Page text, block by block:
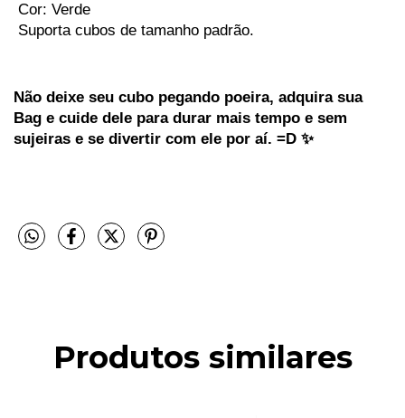
Cor: Verde
Suporta cubos de tamanho padrão.
Não deixe seu cubo pegando poeira, adquira sua
Bag e cuide dele para durar mais tempo e sem
sujeiras e se divertir com ele por aí. =D ✨
Produtos similares